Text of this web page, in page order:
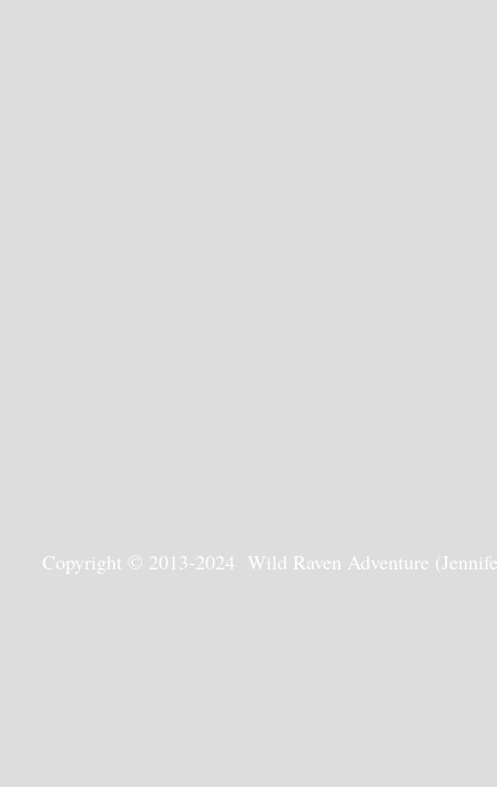
Copyright © 2013-2024 Wild Raven Adventure